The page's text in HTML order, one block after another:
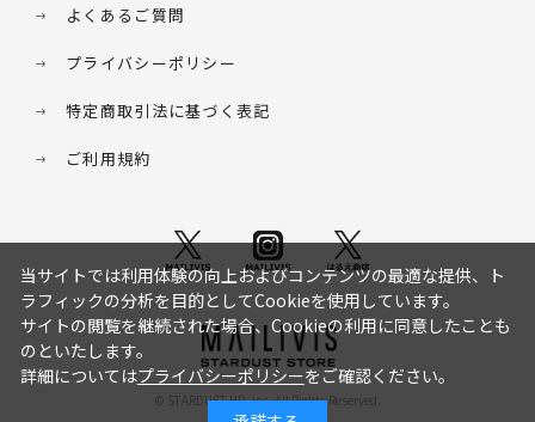
よくあるご質問
プライバシーポリシー
特定商取引法に基づく表記
ご利用規約
© STARDUST HD. inc. All Rights Reserved.
当サイトでは利用体験の向上およびコンテンツの最適な提供、ト
ラフィックの分析を目的としてCookieを使用しています。
サイトの閲覧を継続された場合、Cookieの利用に同意したことも
のといたします。
詳細についてはプライバシーポリシーをご確認ください。